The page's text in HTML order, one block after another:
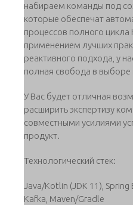
набираем команды под
которые обеспечат
процессов полного цикла
применением лучших
реактивного подхода, у
полная свобода в выборе
У Вас будет отличная
расширить экспертизу
совместными усилиями
продукт.
Технологический стек:
Java/Kotlin (JDK 11),
Kafka, Maven/Gradle